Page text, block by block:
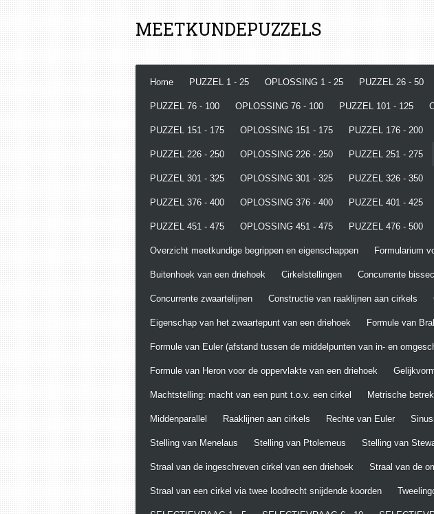
Ga
direct
naar
de
hoofdinhoud
MEETKUNDEPUZZELS
Home PUZZEL 1 - 25 OPLOSSING 1 - 25 PUZZEL 26 - 50
PUZZEL 76 - 100 OPLOSSING 76 - 100 PUZZEL 101 - 125
PUZZEL 151 - 175 OPLOSSING 151 - 175 PUZZEL 176 - 200
PUZZEL 226 - 250 OPLOSSING 226 - 250 PUZZEL 251 - 275
PUZZEL 301 - 325 OPLOSSING 301 - 325 PUZZEL 326 - 350
PUZZEL 376 - 400 OPLOSSING 376 - 400 PUZZEL 401 - 425
PUZZEL 451 - 475 OPLOSSING 451 - 475 PUZZEL 476 - 500
Overzicht meetkundige begrippen en eigenschappen Formularium
Buitenhoek van een driehoek Cirkelstellingen Concurrente
Concurrente zwaartelijnen Constructie van raaklijnen aan cirkels
Eigenschap van het zwaartepunt van een driehoek Formule van
Formule van Euler (afstand tussen de middelpunten van in- en
Formule van Heron voor de oppervlakte van een driehoek
Machtstelling: macht van een punt t.o.v. een cirkel Metrische
Middenparallel Raaklijnen aan cirkels Rechte van Euler
Stelling van Menelaus Stelling van Ptolemeus Stelling van
Straal van de ingeschreven cirkel van een driehoek Straal van de
Straal van een cirkel via twee loodrecht snijdende koorden